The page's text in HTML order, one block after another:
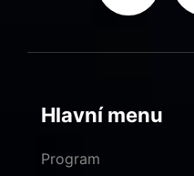
Hlavní menu
Program